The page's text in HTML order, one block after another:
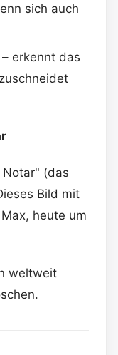
sich auch
erkennt das
(das
Bild mit
heute um
weltweit